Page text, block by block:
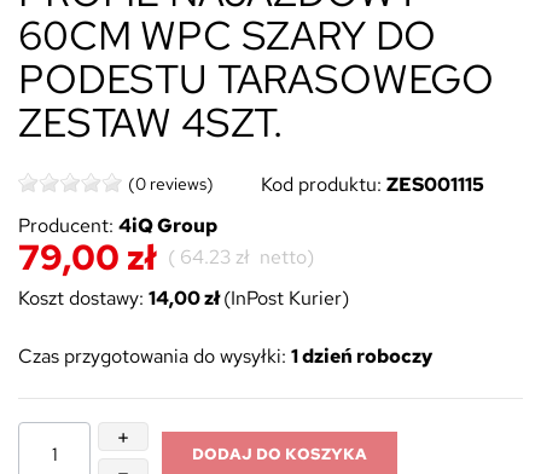
60CM WPC SZARY DO
PODESTU TARASOWEGO
ZESTAW 4SZT.
(0 reviews) Kod produktu: ZES001115
Producent: 4iQ Group
79,00 zł ( 64.23 zł netto)
Koszt dostawy: 14,00 zł(InPost Kurier)
Czas przygotowania do wysyłki: 1 dzień roboczy
DODAJ DO KOSZYKA